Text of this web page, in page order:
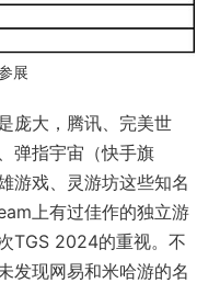
展
庞大，腾讯、完美世
弹指宇宙（快手旗
游戏、灵游坊这些知名
上有过佳作的独立游
TGS 2024的重视。不
发现网易和米哈游的名